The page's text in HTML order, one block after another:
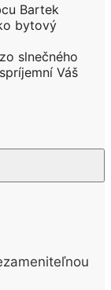
Bartek
bytový
slnečného
Váš